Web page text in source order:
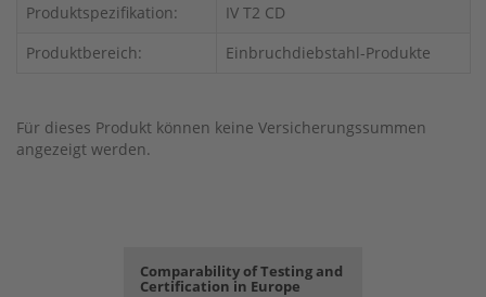
Produktspezifikation:
IV T2 CD
Produktbereich:
Einbruchdiebstahl-Produkte
Für dieses Produkt können keine Versicherungssummen
angezeigt werden.
Comparability of Testing and
Certification in Europe